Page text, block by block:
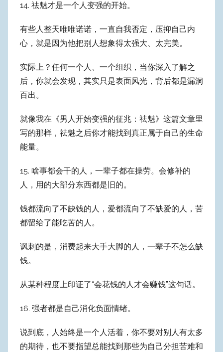
14. 祛魅才是一个人变强的开始。
有些人整天唯唯诺诺，一直自我否定，压抑自己内
心，就是因为他把别人想象得太强大、太完美。
实际上？任何一个人、一个组织，当你深入了解之
后，你就会发现，其实只是表面风光，背后都是漏洞
百出。
就像我在《男人开始变强的征兆：祛魅》这篇文章里
写的那样，祛魅之后你才能找到真正属于自己的生命
能量。
15. 啥事都会干的人，一辈子都在操劳。会修补的
人，用的大部分东西都是旧的。
钱都流向了不缺钱的人，爱都流向了不缺爱的人，苦
都留给了能吃苦的人。
讽刺的是，消费起来大手大脚的人，一辈子不怎么缺
钱。
从某种程度上印证了“会花钱的人才会赚钱”这句话。
16. 强者都是自己消化负面情绪。
说到底，人始终是一个人活着，你不要对别人有太多
的期待，也不要指望总能找到那些为自己分担苦难和